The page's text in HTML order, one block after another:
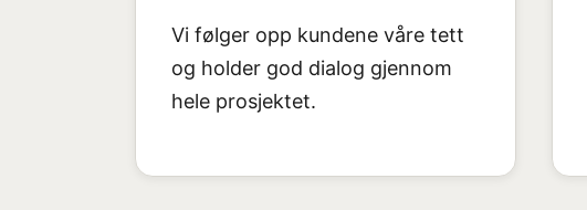
Vi følger opp kundene våre tett
og holder god dialog gjennom
hele prosjektet.